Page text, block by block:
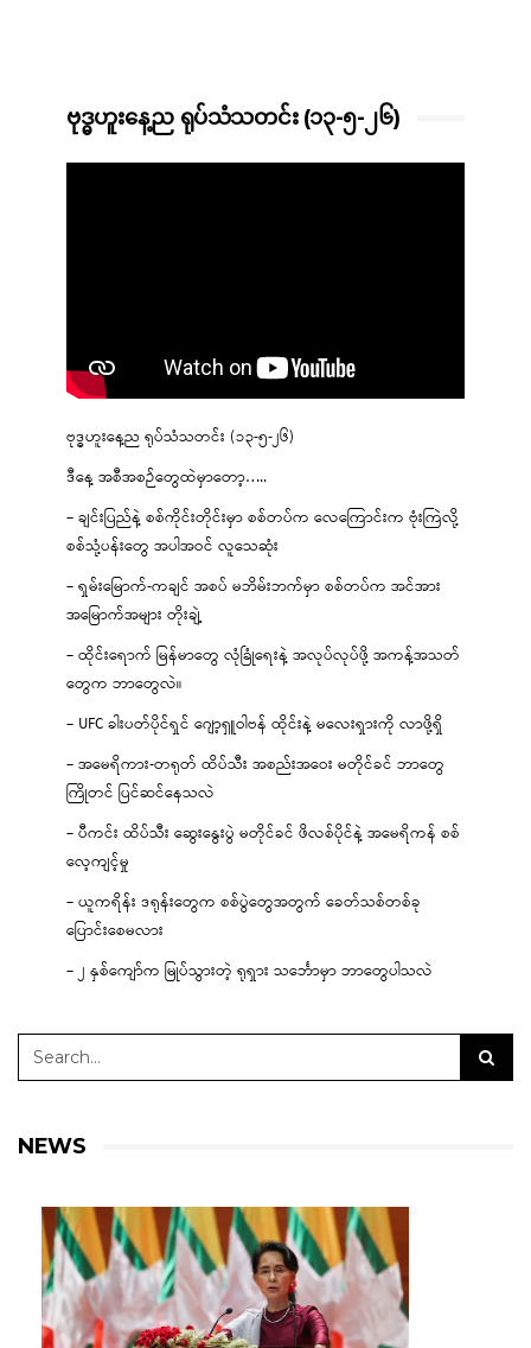
ဗုဒ္ဓဟူးနေ့ည ရုပ်သံသတင်း (၁၃-၅-၂၆)
ဗုဒ္ဓဟူးနေ့ည ရုပ်သံသတင်း (၁၃-၅-၂၆)
ဒီနေ့ အစီအစဉ်တွေထဲမှာတော့…..
– ချင်းပြည်နဲ့ စစ်ကိုင်းတိုင်းမှာ စစ်တပ်က လေကြောင်းက ဗုံးကြဲလို့
စစ်သုံ့ပန်းတွေ အပါအဝင် လူသေဆုံး
– ရှမ်းမြောက်-ကချင် အစပ် မဘိမ်းဘက်မှာ စစ်တပ်က အင်အား
အမြောက်အများ တိုးချဲ့
– ထိုင်းရောက် မြန်မာတွေ လုံခြုံရေးနဲ့ အလုပ်လုပ်ဖို့ အကန့်အသတ်
တွေက ဘာတွေလဲ။
– UFC ခါးပတ်ပိုင်ရှင် ဂျော့ရှူဝါဗန် ထိုင်းနဲ့ မလေးရှားကို လာဖို့ရှိ
– အမေရိကား-တရုတ် ထိပ်သီး အစည်းအဝေး မတိုင်ခင် ဘာတွေ
ကြိုတင် ပြင်ဆင်နေသလဲ
– ပီကင်း ထိပ်သီး ဆွေးနွေးပွဲ မတိုင်ခင် ဖိလစ်ပိုင်နဲ့ အမေရိကန် စစ်
လေ့ကျင့်မှု
– ယူကရိန်း ဒရုန်းတွေက စစ်ပွဲတွေအတွက် ခေတ်သစ်တစ်ခု
ပြောင်းစေမလား
– ၂ နှစ်ကျော်က မြုပ်သွားတဲ့ ရုရှား သင်္ဘောမှာ ဘာတွေပါသလဲ
NEWS